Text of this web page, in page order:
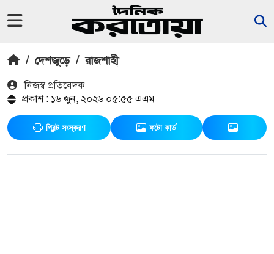
/ দেশজুড়ে / রাজশাহী
নিজস্ব প্রতিবেদক
প্রকাশ : ১৬ জুন, ২০২৬ ০৫:৫৫ এএম
প্রিন্ট সংস্করণ ফটো কার্ড